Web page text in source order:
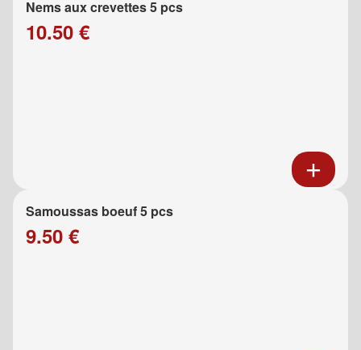
Nems aux crevettes 5 pcs
10.50 €
Samoussas boeuf 5 pcs
9.50 €